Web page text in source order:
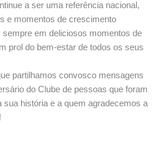
a ser uma referência nacional,
e momentos de crescimento
sempre em deliciosos momentos de
prol do bem-estar de todos os seus
partilhamos convosco mensagens
do Clube de pessoas que foram
sua história e a quem agradecemos a